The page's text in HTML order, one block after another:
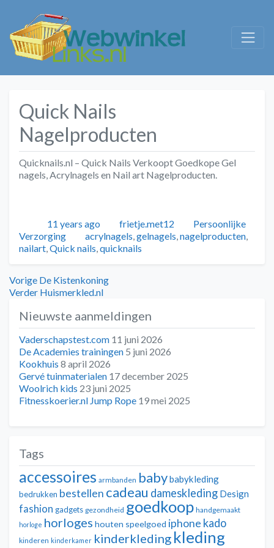
Quick Nails
Nagelproducten
Quicknails.nl – Quick Nails Verkoopt Goedkope Gel
nagels, Acrylnagels en Nail art Nagelproducten.
Geplaatst
11 years ago Auteur
frietje.met12 Categorieën
Persoonlijke
Verzorging
Tags
acrylnagels gelnagels nagelproducten
nailart Quick nails quicknails
Bericht
navigatie
Vorige Vorig
bericht:
De Kistenkoning
Verder Volgend
Huismerkled.nl
Nieuwste aanmeldingen
Vaderschapstest.com 11 juni 2026
De Academies trainingen 5 juni 2026
Kookhuis 8 april 2026
Gervé tuinmaterialen 17 december 2025
Woolrich kids 23 juni 2025
Fitnesskoerier.nl Jump Rope 19 mei 2025
Tags
accessoires armbanden babybabykleding
bedrukken bestellen cadeau dameskleding Design
fashion gadgets gezondheid goedkoop handgemaakt
horloge horloges houten speelgoed iphone kado
kinderen kinderkamer kinderkleding kleding